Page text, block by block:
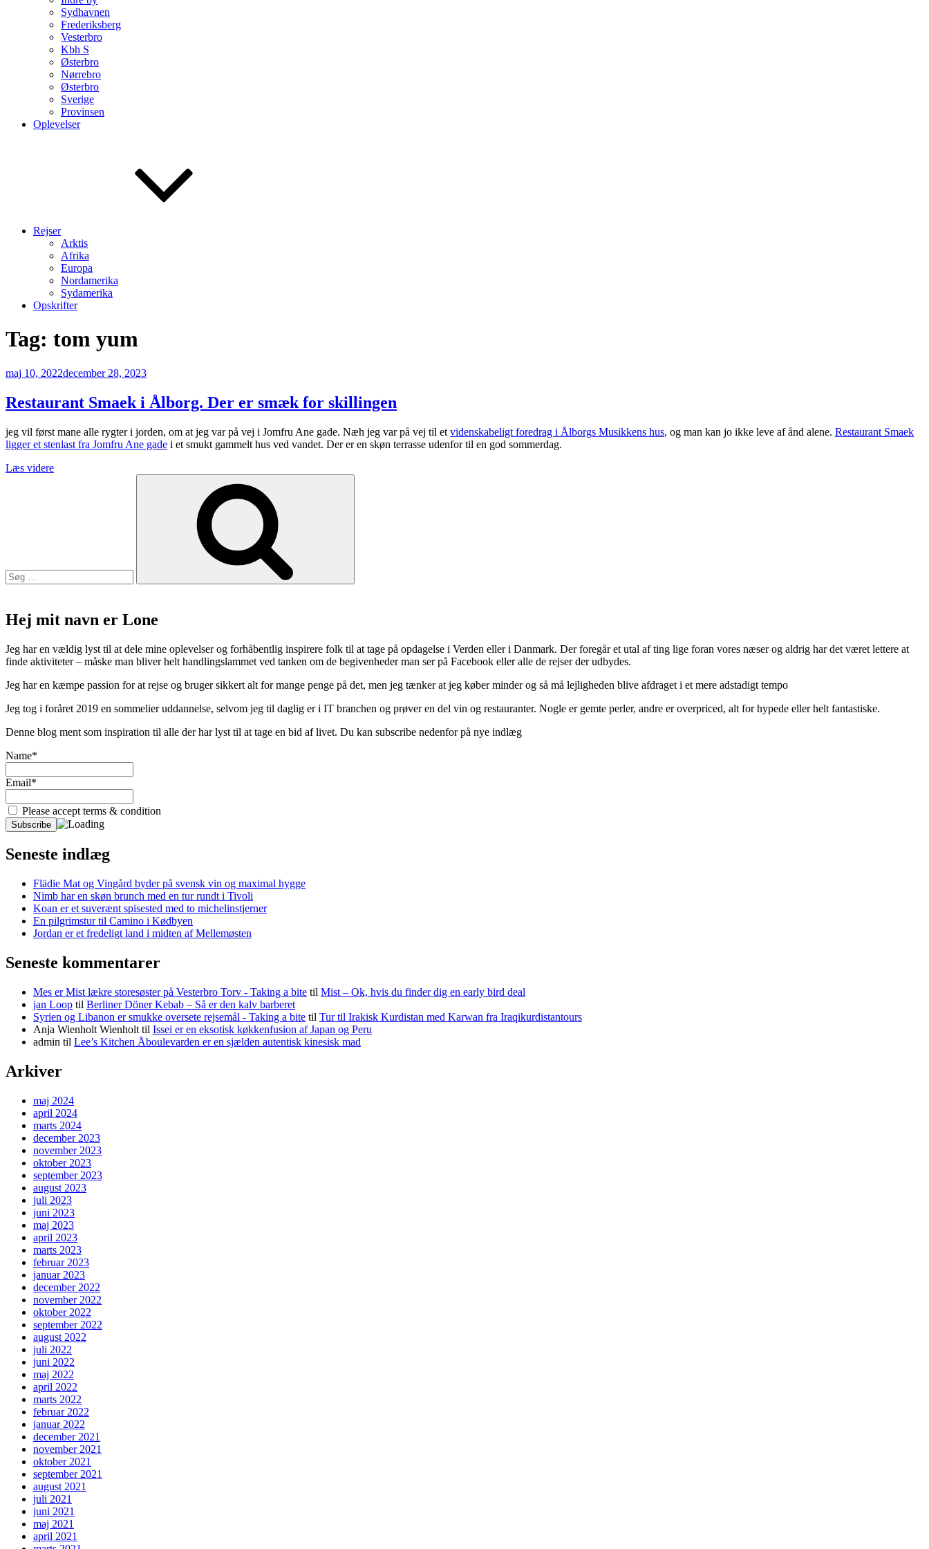
Sydhavnen
Frederiksberg
Vesterbro
Kbh S
Østerbro
Nørrebro
Østerbro
Sverige
Provinsen
Oplevelser
Rejser
Arktis
Afrika
Europa
Nordamerika
Sydamerika
Opskrifter
Tag: tom yum
Udgivet
maj 10, 2022december 28, 2023
Restaurant Smaek i Ålborg. Der er smæk for skillingen
jeg vil først mane alle rygter i jorden, om at jeg var på vej i Jomfru Ane gade. Næh jeg var på vej til et videnskabeligt foredrag i Ålborgs Musikkens hus, og man kan jo ikke leve af ånd alene. Restaurant Smaek
ligger et stenlast fra Jomfru Ane gade i et smukt gammelt hus ved vandet. Der er en skøn terrasse udenfor til en god sommerdag.
Læs videre“Restaurant
Hej mit navn er Lone
Jeg har en vældig lyst til at dele mine oplevelser og forhåbentlig inspirere folk til at tage på opdagelse i Verden eller i Danmark. Der foregår et utal af ting lige foran vores næser og aldrig har det været lettere at
finde aktiviteter – måske man bliver helt handlingslammet ved tanken om de begivenheder man ser på Facebook eller alle de rejser der udbydes.
Jeg har en kæmpe passion for at rejse og bruger sikkert alt for mange penge på det, men jeg tænker at jeg køber minder og så må lejligheden blive afdraget i et mere adstadigt tempo
Jeg tog i foråret 2019 en sommelier uddannelse, selvom jeg til daglig er i IT branchen og prøver en del vin og restauranter. Nogle er gemte perler, andre er overpriced, alt for hypede eller helt fantastiske.
Denne blog ment som inspiration til alle der har lyst til at tage en bid af livet. Du kan subscribe nedenfor på nye indlæg
Name*
Email*
Please accept terms & condition
Seneste indlæg
Flädie Mat og Vingård byder på svensk vin og maximal hygge
Nimb har en skøn brunch med en tur rundt i Tivoli
Koan er et suverænt spisested med to michelinstjerner
En pilgrimstur til Camino i Kødbyen
Jordan er et fredeligt land i midten af Mellemøsten
Seneste kommentarer
Mes er Mist lækre storesøster på Vesterbro Torv - Taking a bite til Mist – Ok, hvis du finder dig en early bird deal
jan Loop til Berliner Döner Kebab – Så er den kalv barberet
Syrien og Libanon er smukke oversete rejsemål - Taking a bite til Tur til Irakisk Kurdistan med Karwan fra Iraqikurdistantours
Anja Wienholt Wienholt til Issei er en eksotisk køkkenfusion af Japan og Peru
admin til Lee’s Kitchen Åboulevarden er en sjælden autentisk kinesisk mad
Arkiver
maj 2024
april 2024
marts 2024
december 2023
november 2023
oktober 2023
september 2023
august 2023
juli 2023
juni 2023
maj 2023
april 2023
marts 2023
februar 2023
januar 2023
december 2022
november 2022
oktober 2022
september 2022
august 2022
juli 2022
juni 2022
maj 2022
april 2022
marts 2022
februar 2022
januar 2022
december 2021
november 2021
oktober 2021
september 2021
august 2021
juli 2021
juni 2021
maj 2021
april 2021